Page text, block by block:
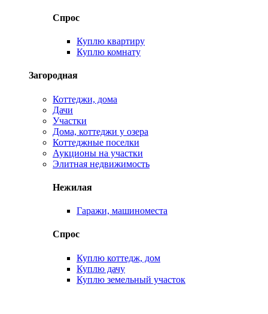
Спрос
Куплю квартиру
Куплю комнату
Загородная
Коттеджи, дома
Дачи
Участки
Дома, коттеджи у озера
Коттеджные поселки
Аукционы на участки
Элитная недвижимость
Нежилая
Гаражи, машиноместа
Спрос
Куплю коттедж, дом
Куплю дачу
Куплю земельный участок